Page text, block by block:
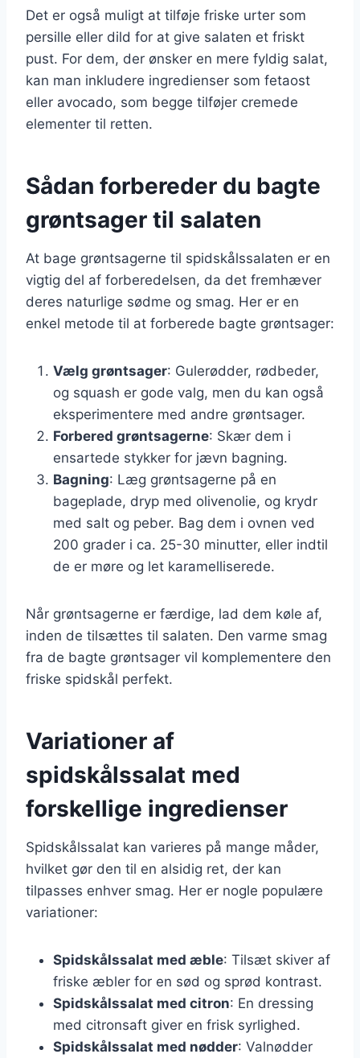
Det er også muligt at tilføje friske urter som
persille eller dild for at give salaten et friskt
pust. For dem, der ønsker en mere fyldig salat,
kan man inkludere ingredienser som fetaost
eller avocado, som begge tilføjer cremede
elementer til retten.
Sådan forbereder du bagte
grøntsager til salaten
At bage grøntsagerne til spidskålssalaten er en
vigtig del af forberedelsen, da det fremhæver
deres naturlige sødme og smag. Her er en
enkel metode til at forberede bagte grøntsager:
Vælg grøntsager: Gulerødder, rødbeder,
og squash er gode valg, men du kan også
eksperimentere med andre grøntsager.
Forbered grøntsagerne: Skær dem i
ensartede stykker for jævn bagning.
Bagning: Læg grøntsagerne på en
bageplade, dryp med olivenolie, og krydr
med salt og peber. Bag dem i ovnen ved
200 grader i ca. 25-30 minutter, eller indtil
de er møre og let karamelliserede.
Når grøntsagerne er færdige, lad dem køle af,
inden de tilsættes til salaten. Den varme smag
fra de bagte grøntsager vil komplementere den
friske spidskål perfekt.
Variationer af
spidskålssalat med
forskellige ingredienser
Spidskålssalat kan varieres på mange måder,
hvilket gør den til en alsidig ret, der kan
tilpasses enhver smag. Her er nogle populære
variationer:
Spidskålssalat med æble: Tilsæt skiver af
friske æbler for en sød og sprød kontrast.
Spidskålssalat med citron: En dressing
med citronsaft giver en frisk syrlighed.
Spidskålssalat med nødder: Valnødder